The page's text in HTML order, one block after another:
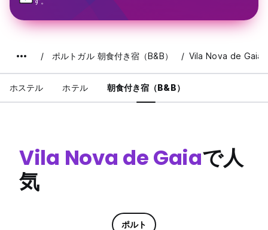
ポルトガル 朝食付き宿（B&B） Vila Nova de Gaia
ホステル ホテル 朝食付き宿（B&B）
Vila Nova de Gaiaで人
気
ポルト